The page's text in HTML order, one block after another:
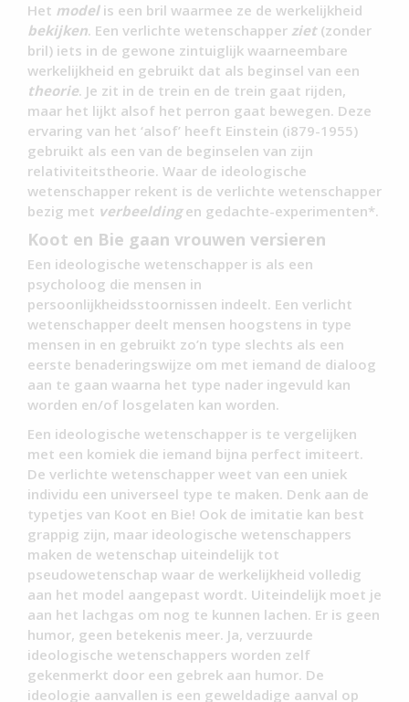
Het model is een bril waarmee ze de werkelijkheid
bekijken. Een verlichte wetenschapper ziet(zonder
bril) iets in de gewone zintuiglijk waarneembare
werkelijkheid en gebruikt dat als beginsel van een
theorie. Je zit in de trein en de trein gaat rijden,
maar het lijkt alsof het perron gaat bewegen. Deze
ervaring van het ‘alsof’ heeft Einstein (i879-1955)
gebruikt als een van de beginselen van zijn
relativiteitstheorie. Waar de ideologische
wetenschapper rekent is de verlichte wetenschapper
bezig met verbeeldingen gedachte-experimenten*.
Koot en Bie gaan vrouwen versieren
Een ideologische wetenschapper is als een
psycholoog die mensen in
persoonlijkheidsstoornissen indeelt. Een verlicht
wetenschapper deelt mensen hoogstens in type
mensen in en gebruikt zo’n type slechts als een
eerste benaderingswijze om met iemand de dialoog
aan te gaan waarna het type nader ingevuld kan
worden en/of losgelaten kan worden.
Een ideologische wetenschapper is te vergelijken
met een komiek die iemand bijna perfect imiteert.
De verlichte wetenschapper weet van een uniek
individu een universeel type te maken. Denk aan de
typetjes van Koot en Bie! Ook de imitatie kan best
grappig zijn, maar ideologische wetenschappers
maken de wetenschap uiteindelijk tot
pseudowetenschap waar de werkelijkheid volledig
aan het model aangepast wordt. Uiteindelijk moet je
aan het lachgas om nog te kunnen lachen. Er is geen
humor, geen betekenis meer. Ja, verzuurde
ideologische wetenschappers worden zelf
gekenmerkt door een gebrek aan humor. De
ideologie aanvallen is een geweldadige aanval op